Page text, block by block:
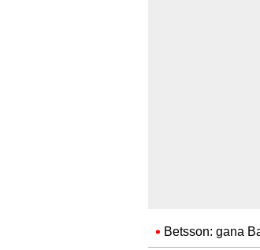
Betsson: gana